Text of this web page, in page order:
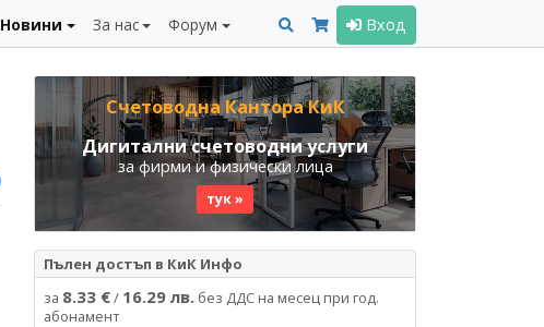
Новини За нас Форум Вход
Счетоводна Кантора КиК
Дигитални счетоводни услуги
за фирми и физически лица
тук »
Пълен достъп в КиК Инфо
за 8.33 €/ 16.29 лв. без ДДС на месец при год.
абонамент